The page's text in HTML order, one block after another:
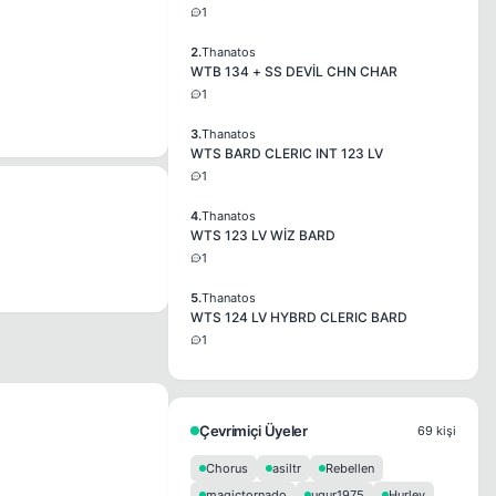
1
2.Thanatos
WTB 134 + SS DEVİL CHN CHAR
1
3.Thanatos
WTS BARD CLERIC INT 123 LV
1
4.Thanatos
WTS 123 LV WİZ BARD
1
5.Thanatos
WTS 124 LV HYBRD CLERIC BARD
1
Çevrimiçi Üyeler 69 kişi
Chorus asiltr
Rebellen